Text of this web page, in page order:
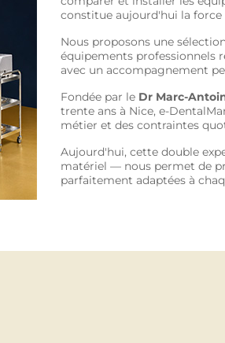
constitue aujourd'hui la
Nous proposons une
équipements professionnels
avec un accompagnement
Fondée par le Dr Marc-
trente ans à Nice, e-
métier et des contraintes
Aujourd'hui, cette double
matériel — nous permet de
parfaitement adaptées à